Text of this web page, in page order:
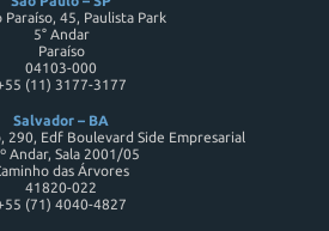
Paraíso, 45, Paulista Park
5° Andar
Paraíso
04103-000
(11) 3177-3177
Salvador – BA
290, Edf Boulevard Side Empresarial
Andar, Sala 2001/05
das Árvores
41820-022
(71) 4040-4827